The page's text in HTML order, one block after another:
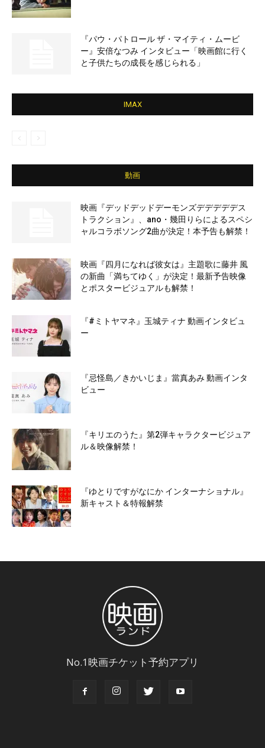
『パウ・パトロール ザ・マイティ・ムービ
ー』安倍なつみ インタビュー「映画館に行く
と子供たちの成長を感じられる」
IMAX
動画
映画『デッドデッドデーモンズデデデデデス
トラクション』、ano・幾田りらによるスペシ
ャルコラボソング2曲が決定！本予告も解禁！
映画『四月になれば彼女は』主題歌に藤井 風
の新曲「満ちてゆく」が決定！最新予告映像
とポスタービジュアルも解禁！
『#ミトヤマネ』玉城ティナ 動画インタビュ
ー
『忌怪島／きかいじま』當真あみ 動画インタ
ビュー
『キリエのうた』第2弾キャラクタービジュア
ル＆映像解禁！
『ゆとりですがなにか インターナショナル』
新キャスト＆特報解禁
No.1映画チケット予約アプリ